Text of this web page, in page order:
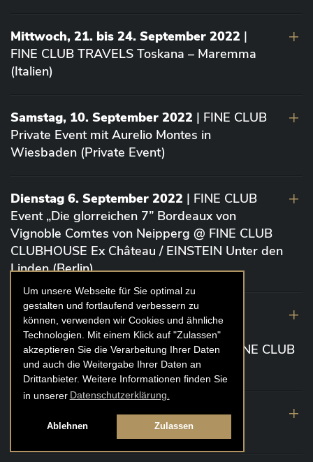
Um unsere Webseite für Sie optimal zu
gestalten und fortlaufend verbessern zu
können, verwenden wir Cookies und ähnliche
Technologien. Mit einem Klick auf "Zulassen"
akzeptieren Sie die Verarbeitung Ihrer Daten
und auch die Weitergabe Ihrer Daten an
Drittanbieter. Weitere Informationen finden Sie
in unserer Datenschutzerklärung.
Ablehnen Zulassen
Mittwoch, 21. bis 24. September 2022 |
FINE CLUB TRAVELS Toskana – Maremma
(Italien)
Samstag, 10. September 2022 | FINE CLUB
Private Event mit Aurelio Montes in
Wiesbaden (Private Event)
Dienstag 6. September 2022 | FINE CLUB
Event „Die glorreichen 7” Bordeaux von
Vignoble Comtes von Neipperg @ FINE CLUB
CLUBHOUSE Ex Château / EINSTEIN Unter den
Linden (Berlin)
19. August 2022| FINE CLUB Academy
Caviar „Die glorreichen 7“ Riesling Große
Gewächse von der Mosel aus 2020 @ FINE CLUB
Clubhouse Prunier Cologne (Köln)
| Weinbergwanderung
Weingüter Geheimrat J. Wegeler